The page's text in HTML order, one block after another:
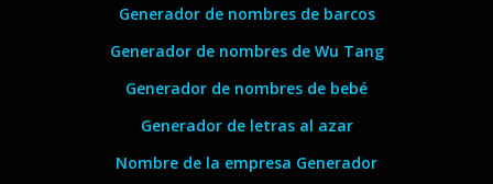
Generador de nombres de barcos
Generador de nombres de Wu Tang
Generador de nombres de bebé
Generador de letras al azar
Nombre de la empresa Generador